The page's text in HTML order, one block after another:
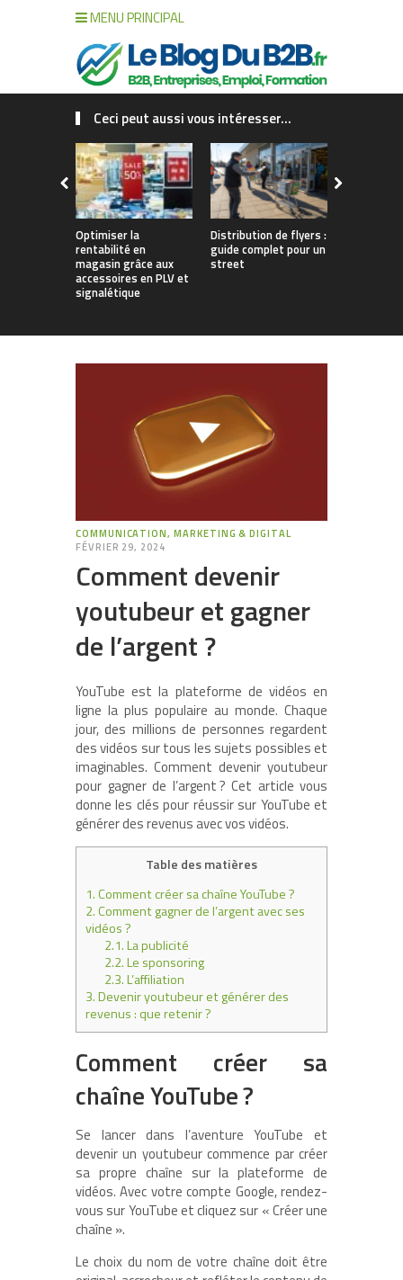
MENU PRINCIPAL
Ceci peut aussi vous intéresser...
Optimiser la
rentabilité en
magasin grâce aux
accessoires en PLV et
signalétique
Distribution de flyers :
guide complet pour un
street
COMMUNICATION, MARKETING & DIGITAL
FÉVRIER 29, 2024
Comment devenir
youtubeur et gagner
de l’argent ?
YouTube est la plateforme de vidéos en
ligne la plus populaire au monde. Chaque
jour, des millions de personnes regardent
des vidéos sur tous les sujets possibles et
imaginables. Comment devenir youtubeur
pour gagner de l’argent ? Cet article vous
donne les clés pour réussir sur YouTube et
générer des revenus avec vos vidéos.
Table des matières
1.Comment créer sa chaîne YouTube ?
2.Comment gagner de l’argent avec ses
vidéos ?
2.1.La publicité
2.2.Le sponsoring
2.3.L’affiliation
3.Devenir youtubeur et générer des
revenus : que retenir ?
Comment créer sa
chaîne YouTube ?
Se lancer dans l’aventure YouTube et
devenir un youtubeur commence par créer
sa propre chaîne sur la plateforme de
vidéos. Avec votre compte Google, rendez-
vous sur YouTube et cliquez sur « Créer une
chaîne ».
Le choix du nom de votre chaîne doit être